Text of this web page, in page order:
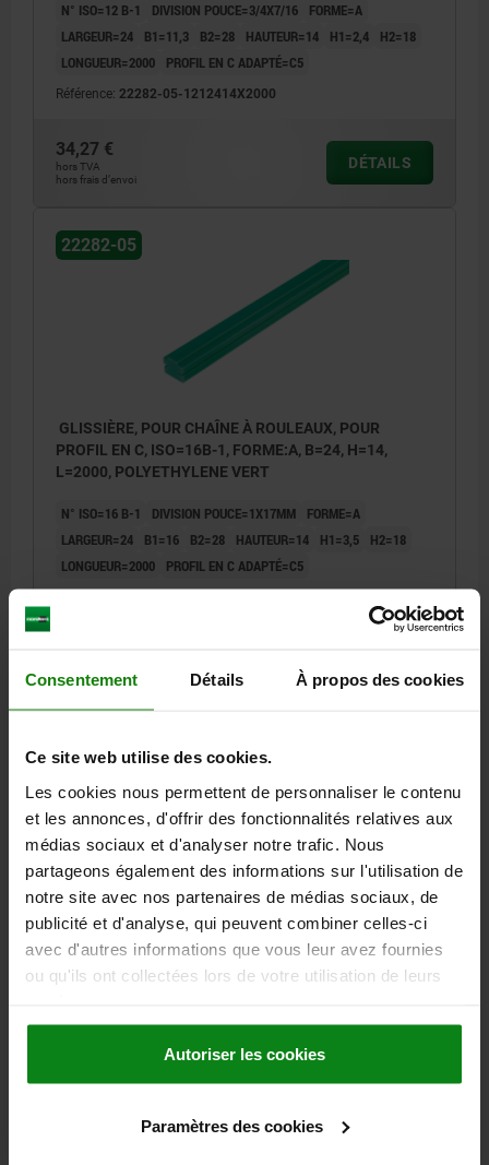
Consentement Détails À propos des cookies
Ce site web utilise des cookies.
Les cookies nous permettent de personnaliser le contenu
et les annonces, d'offrir des fonctionnalités relatives aux
médias sociaux et d'analyser notre trafic. Nous
partageons également des informations sur l'utilisation de
notre site avec nos partenaires de médias sociaux, de
publicité et d'analyse, qui peuvent combiner celles-ci
avec d'autres informations que vous leur avez fournies
ou qu'ils ont collectées lors de votre utilisation de leurs
Autoriser les cookies
Paramètres des cookies
N° ISO=12 B-1 DIVISION POUCE=3/4X7/16
FORME=A
LARGEUR=24
B1=11,3 B2=28 HAUTEUR=14 H1=2,4
H2=18
LONGUEUR=2000
PROFIL EN C ADAPTÉ=C5
Référence: 22282-05-1212414X2000
34,27 €
hors TVA
hors frais d’envoi
DÉTAILS
22282-05
GLISSIÈRE, POUR CHAÎNE À ROULEAUX, POUR
PROFIL EN C, ISO=16B-1, FORME:A, B=24, H=14,
L=2000, POLYETHYLENE VERT
N° ISO=16 B-1 DIVISION POUCE=1X17MM
FORME=A
LARGEUR=24
B1=16 B2=28 HAUTEUR=14 H1=3,5
H2=18
LONGUEUR=2000
PROFIL EN C ADAPTÉ=C5
hors frais d’envoi
22282-05
GLISSIÈRE, POUR CHAÎNE À ROULEAUX, POUR
PROFIL EN C, ISO=20B-1, FORME:A, B=28, H=14,
L=2000, POLYETHYLENE VERT